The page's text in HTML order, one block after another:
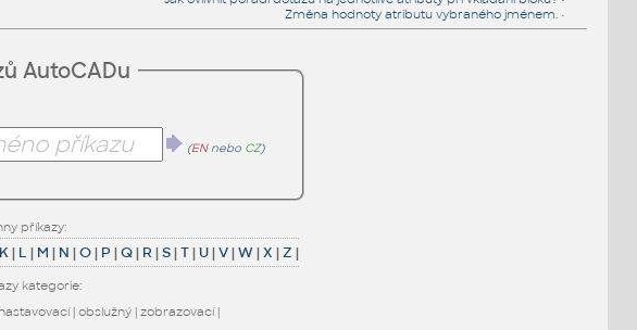
Změna hodnoty atributu vybraného jménem. •
AutoCADu
(ENnebo CZ)
příkazy:
K| L | M | N |O| P |Q| R |S|T| U|V|W|X |Z |
kategorie:
nastavovací| obslužný| zobrazovací|